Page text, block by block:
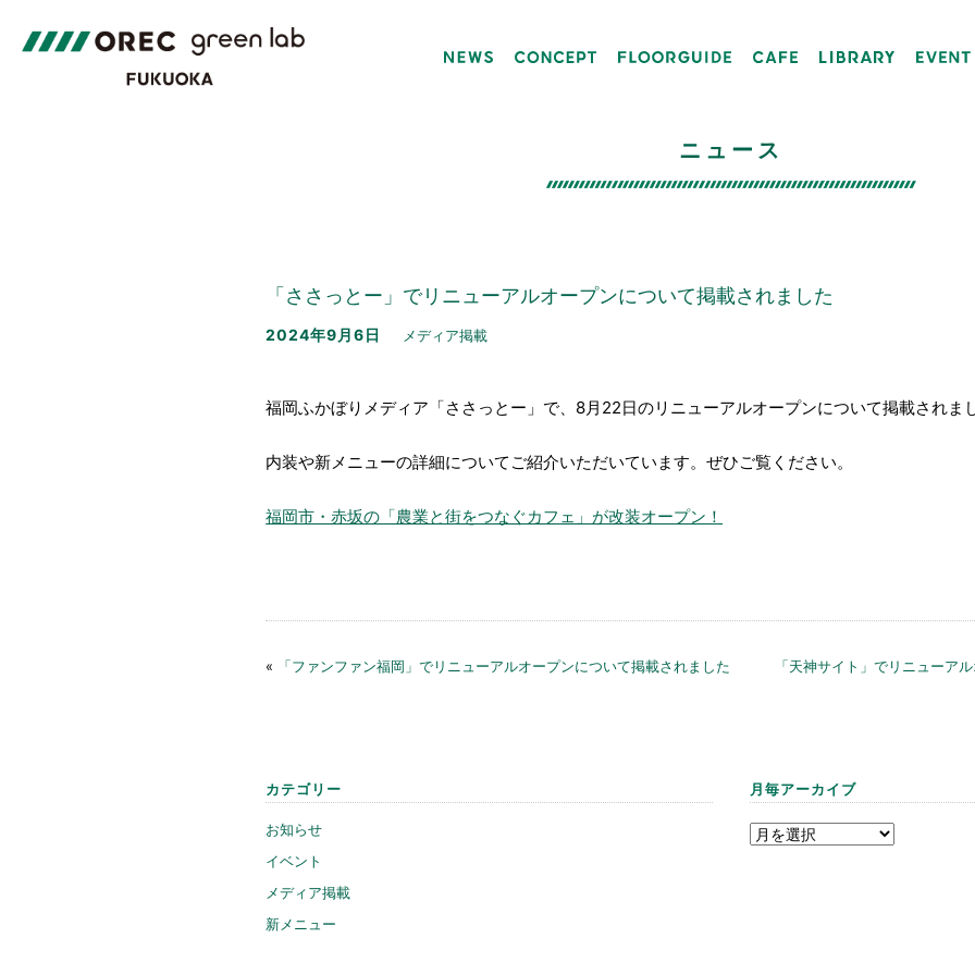
ニュース
「ささっとー」でリニューアルオープンについて掲載されました
2024年9月6日 メディア掲載
福岡ふかぼりメディア「ささっとー」で、8月22日のリニューアルオープンについて掲載されま
内装や新メニューの詳細についてご紹介いただいています。ぜひご覧ください。
福岡市・赤坂の「農業と街をつなぐカフェ」が改装オープン！
« 「ファンファン福岡」でリニューアルオープンについて掲載されました 「天神サイト」でリニューア
カテゴリー
お知らせ
イベント
メディア掲載
新メニュー
月毎アーカイブ